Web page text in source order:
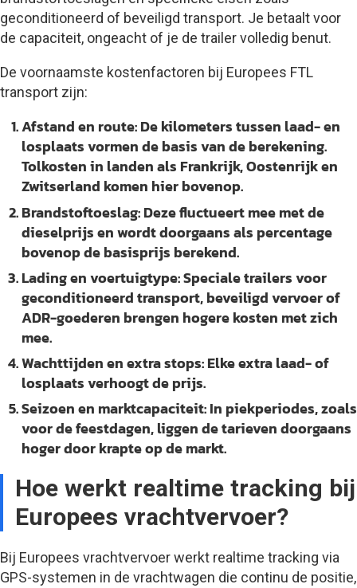
geconditioneerd of beveiligd transport. Je betaalt voor
de capaciteit, ongeacht of je de trailer volledig benut.
De voornaamste kostenfactoren bij Europees FTL
transport zijn:
Afstand en route:De kilometers tussen laad- en
losplaats vormen de basis van de berekening.
Tolkosten in landen als Frankrijk, Oostenrijk en
Zwitserland komen hier bovenop.
Brandstoftoeslag:Deze fluctueert mee met de
dieselprijs en wordt doorgaans als percentage
bovenop de basisprijs berekend.
Lading en voertuigtype:Speciale trailers voor
geconditioneerd transport, beveiligd vervoer of
ADR-goederen brengen hogere kosten met zich
mee.
Wachttijden en extra stops:Elke extra laad- of
losplaats verhoogt de prijs.
Seizoen en marktcapaciteit:In piekperiodes, zoals
voor de feestdagen, liggen de tarieven doorgaans
hoger door krapte op de markt.
Hoe werkt realtime tracking bij
Europees vrachtvervoer?
Bij Europees vrachtvervoer werkt realtime tracking via
GPS-systemen in de vrachtwagen die continu de positie,